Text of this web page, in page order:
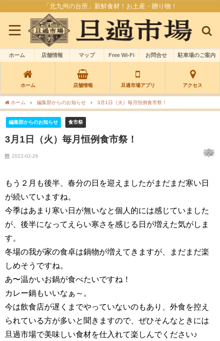
「北九州の台所」新鮮食材！お土産・贈り物！
ホーム 店舗情報 マップ Free Wi-Fi お問合せ 駐車場のご案内
ホーム 店舗情報 旦過市場アプリ アクセス
ホーム 編集部からのお知らせ 3月1日（火）毎月恒例食市祭！
編集部からのお知らせ 食市祭
3月1日（火）毎月恒例食市祭！
2022-02-26
もう２月も後半、春分の日を迎えましたがまだまだ寒い日
が続いていますね。
今季はあまり寒い日が無いなと個人的には感じていました
が、後半になってえらい寒さを感じる日が増えた気がしま
す。
冬場の我が家の食卓は鍋物が増えてきますが、まだまだ楽
しめそうですね。
あ〜温かいお鍋が食べたいですね！
カレー鍋もいいなぁ～。
今は飲食店が遅くまでやっていないのもあり、外食を控え
られている方が多いと聞きますので、ぜひそんなときには
旦過市場で美味しい食材を仕入れて楽しんでください♪